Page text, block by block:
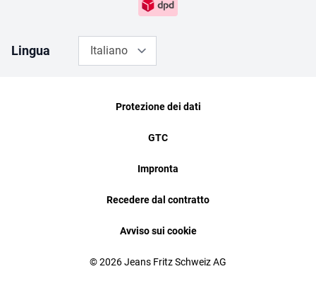
Lingua Italiano
© 2026 Jeans Fritz Schweiz AG
Protezione dei dati
GTC
Impronta
Recedere dal contratto
Avviso sui cookie